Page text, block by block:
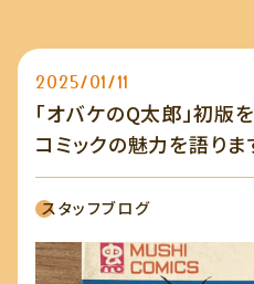
2025/01/11
「オバケのQ太郎」初版
コミックの魅力を語りま
スタッフブログ